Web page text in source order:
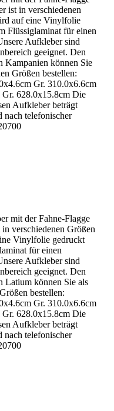
ist in verschiedenen
auf eine Vinylfolie
Flüssiglaminat für einen
Aufkleber sind
geeignet. Den
Kampanien können Sie
Größen bestellen:
Gr. 310.0x6.6cm
628.0x15.8cm Die
Aufkleber beträgt
nach telefonischer
mit der Fahne-Flagge
verschiedenen Größen
Vinylfolie gedruckt
für einen
Aufkleber sind
geeignet. Den
Latium können Sie als
bestellen:
Gr. 310.0x6.6cm
628.0x15.8cm Die
Aufkleber beträgt
nach telefonischer